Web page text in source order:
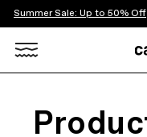
Summer Sale: Up to 50% Off